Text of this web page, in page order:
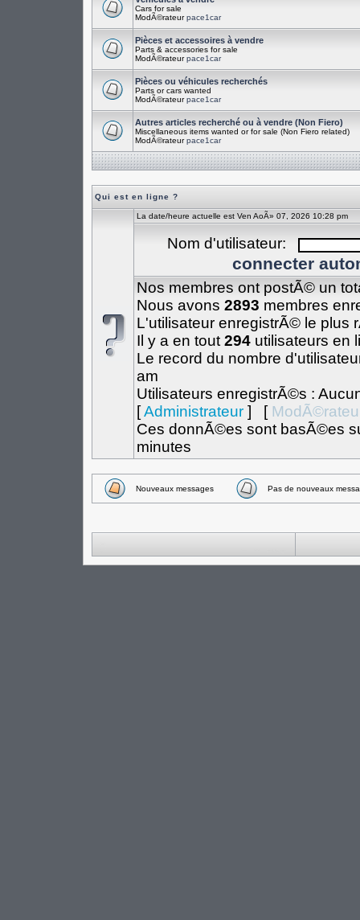
Cars for sale
ModÃ©rateurpace1car
Pièces et accessoires à vendre
Parts & accessories for sale
ModÃ©rateurpace1car
Pièces ou véhicules recherchés
Parts or cars wanted
ModÃ©rateurpace1car
Autres articles recherché ou à vendre (Non Fiero)
Miscellaneous items wanted or for sale (Non Fiero related)
ModÃ©rateurpace1car
Qui est en ligne ?
La date/heure actuelle est Ven AoÃ» 07, 2026 10:28 pm
Nom d'utilisateur:
connecter
Nos membres ont postÃ© un
Nous avons 2893 membres
L'utilisateur enregistrÃ© le plus
Il y a en tout 294utilisateurs en
Le record du nombre
am
Utilisateurs enregistrÃ©s :
[Administrateur] [
Ces donnÃ©es sont basÃ©es
minutes
Nouveaux messages Pas de nouveaux